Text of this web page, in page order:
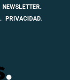
NEWSLETTER.
PRIVACIDAD.